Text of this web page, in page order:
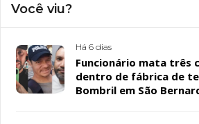
Você viu?
Há 6 dias
Funcionário mata três
dentro de fábrica de
Bombril em São